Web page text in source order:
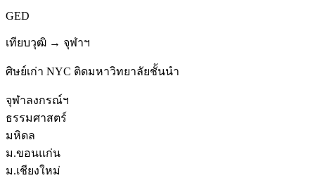
GED
เทียบวุฒิ → จุฬาฯ
ศิษย์เก่า NYC ติดมหาวิทยาลัยชั้นนำ
จุฬาลงกรณ์ฯ
ธรรมศาสตร์
มหิดล
ม.ขอนแก่น
ม.เชียงใหม่